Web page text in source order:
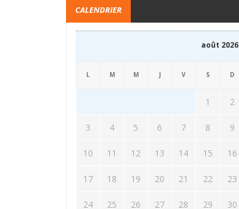
CALENDRIER
août 2026
L M M J V S D
1 2
3 4 5 6 7 8 9
10 11 12 13 14 15 16
17 18 19 20 21 22 23
24 25 26 27 28 29 30